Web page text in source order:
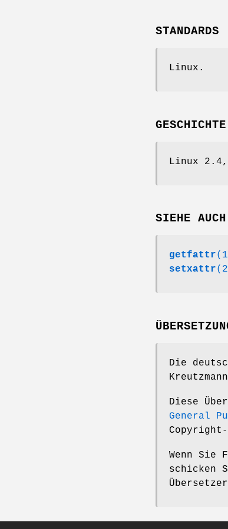
STANDARDS
Linux.
GESCHICHTE
Linux
SIEHE AUCH
getfattr
setxattr
Die
Diese
General
Copyright-
Wenn Sie
schicken